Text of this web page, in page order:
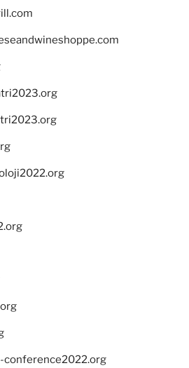
conference2022.org